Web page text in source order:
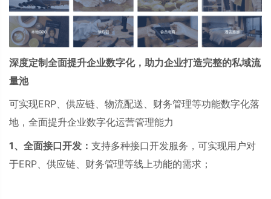
深度定制全面提升企业数字化，助力企业打造完整的私域流
量池
可实现ERP、供应链、物流配送、财务管理等功能数字化落
地，全面提升企业数字化运营管理能力
1、全面接口开发： 支持多种接口开发服务，可实现用户对
于ERP、供应链、财务管理等线上功能的需求；